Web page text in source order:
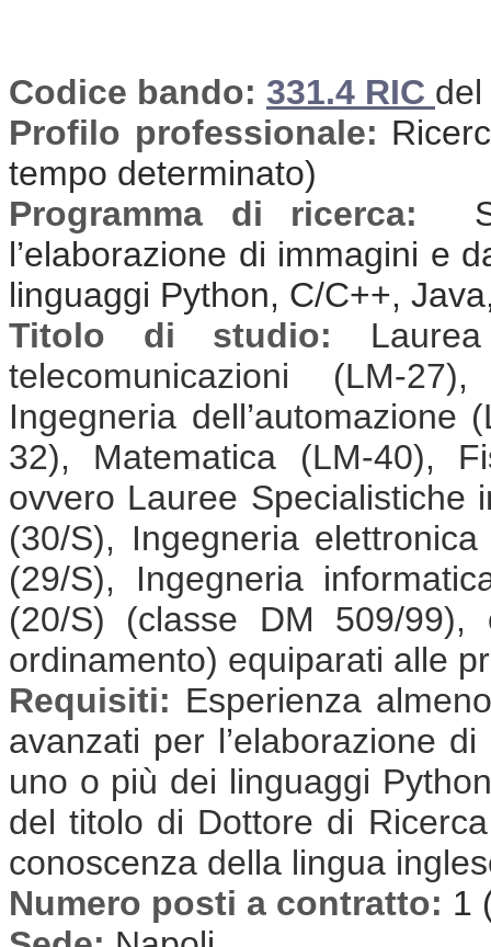
Codice bando: 331.4 RIC
Profilo professionale:
tempo determinato)
Programma di ricerca:
l’elaborazione di immagini e
linguaggi Python, C/C++,
Titolo di studio:
telecomunicazioni (LM-
Ingegneria dell’automazione
32), Matematica (LM-40),
ovvero Lauree Specialistiche
(30/S), Ingegneria
(29/S), Ingegneria
(20/S) (classe DM 509/99),
ordinamento) equiparati alle
Requisiti: Esperienza
avanzati per l’elaborazione
uno o più dei linguaggi
del titolo di Dottore di
conoscenza della lingua
Numero posti a contratto: 1